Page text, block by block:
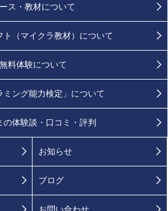
ス・教材について
ト（マイクラ教材）について
無料体験について
ミング能力検定」 について
の体験談・口コミ・評判
お知らせ
ブログ
お問い合わせ